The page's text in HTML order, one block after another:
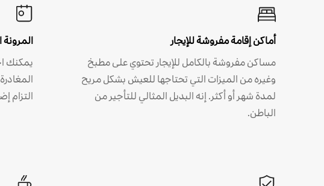
أماكن إقامة مفروشة للإيجار
مساكن مفروشة بالكامل للإيجار تحتوي على مطبخ
وغيره من الميزات التي تحتاجها للعيش بشكل مريح
لمدة شهر أو أكثر. إنه البديل المثالي للتأجير من
الباطن.
المرونة
يمكنك
التزام